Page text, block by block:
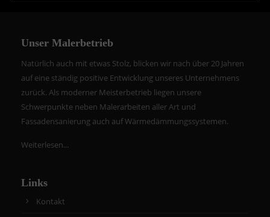
Unser Malerbetrieb
Natürlich auch mit etwas Stolz, blicken wir nach über 20 Jahren
auf eine ständig positive Entwicklung unseres Unternehmens
zurück. Als moderner Meisterbetrieb liegen unsere
Schwerpunkte neben Malerarbeiten aller Art und
Fassadensanierung auch auf Wärmedämmungssystemen.
Weiterlesen...
Links
Kontakt